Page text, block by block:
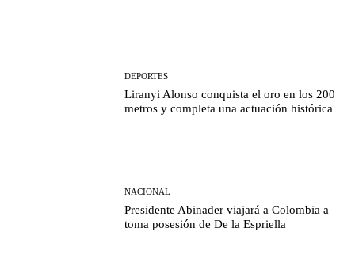
DEPORTES
Liranyi Alonso conquista el oro en los 200
metros y completa una actuación histórica
NACIONAL
Presidente Abinader viajará a Colombia a
toma posesión de De la Espriella